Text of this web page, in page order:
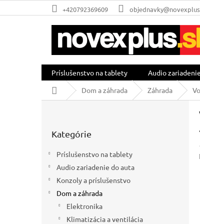
na
+420792369609
Príslušenstvo na tablety Audio
DomovDom a záhrada Záhrada
kategórie
Kategórie
Príslušenstvo na tablety
Audio zariadenie do auta
Konzoly a príslušenstvo
Dom a záhrada
Elektronika
Klimatizácia a ventilácia